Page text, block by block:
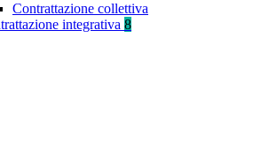
Contrattazione collettiva
integrativa 8